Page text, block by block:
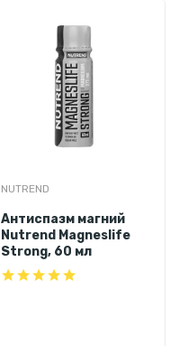
NUTREND
Антиспазм магний
Nutrend Magneslife
Strong, 60 мл